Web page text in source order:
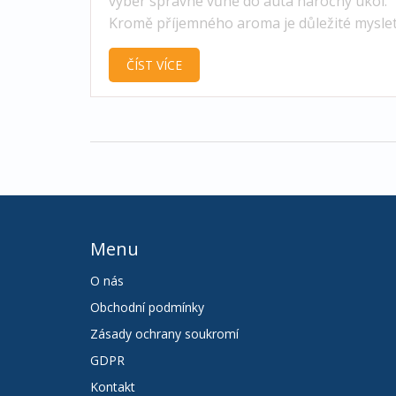
Kromě příjemného aroma je důležité
bezpečnost a praktické použití. V tomto
prozkoumáme, jak si vybrat vhodný aroma
ČÍST VÍCE
Menu
O nás
Obchodní podmínky
Zásady ochrany soukromí
GDPR
Kontakt